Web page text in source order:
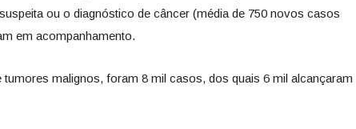
ou o diagnóstico de câncer (média de 750 novos casos
em acompanhamento.
malignos, foram 8 mil casos, dos quais 6 mil alcançaram